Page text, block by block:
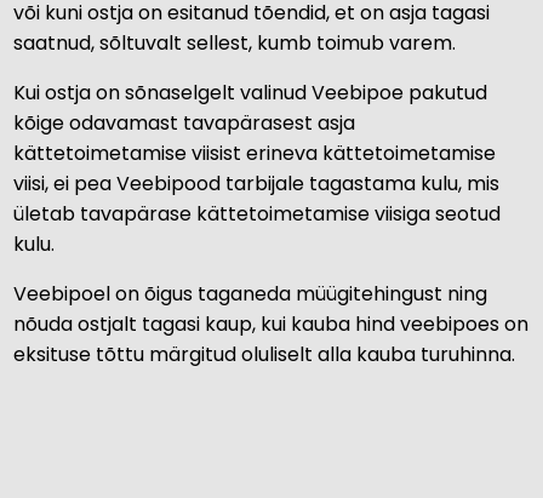
või kuni ostja on esitanud tõendid, et on asja tagasi
saatnud, sõltuvalt sellest, kumb toimub varem.
Kui ostja on sõnaselgelt valinud Veebipoe pakutud
kõige odavamast tavapärasest asja
kättetoimetamise viisist erineva kättetoimetamise
viisi, ei pea Veebipood tarbijale tagastama kulu, mis
ületab tavapärase kättetoimetamise viisiga seotud
kulu.
Veebipoel on õigus taganeda müügitehingust ning
nõuda ostjalt tagasi kaup, kui kauba hind veebipoes on
eksituse tõttu märgitud oluliselt alla kauba turuhinna.